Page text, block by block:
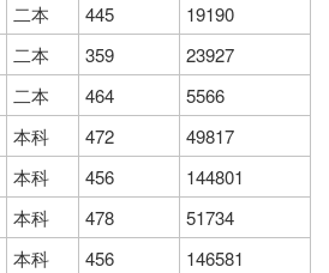
二本 445
19190
二本 359
23927
二本 464
5566
本科 472
49817
本科 456
144801
本科 478
51734
本科 456
146581